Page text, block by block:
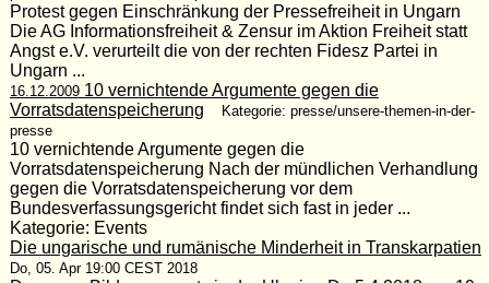
Protest gegen Einschränkung der Pressefreiheit in Ungarn
Die AG Informationsfreiheit & Zensur im Aktion Freiheit statt
Angst e.V. verurteilt die von der rechten Fidesz Partei in
Ungarn ...
16.12.200910 vernichtende Argumente gegen die
Vorratsdatenspeicherung
Kategorie: presse/unsere-themen-in-der-
presse
10 vernichtende Argumente gegen die
Vorratsdatenspeicherung Nach der mündlichen Verhandlung
gegen die Vorratsdatenspeicherung vor dem
Bundesverfassungsgericht findet sich fast in jeder ...
Kategorie: Events
Die ungarische und rumänische Minderheit in Transkarpatien
Do, 05. Apr 19:00 CEST 2018